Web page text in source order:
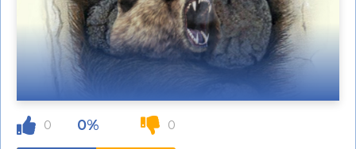
0 0% 0